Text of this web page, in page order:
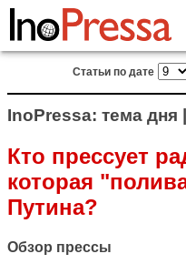
Статьи по дате
InoPressa: тема дня |
Кто прессует
которая
Путина?
Обзор прессы